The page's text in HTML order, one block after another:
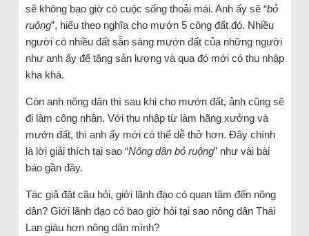
sẽ không bao giờ có cuộc sống thoải mái. Anh ấy sẽ “bỏ
ruộng”, hiểu theo nghĩa cho mướn 5 công đất đó. Nhiều
người có nhiều đất sẵn sàng mướn đất của những người
như anh ấy để tăng sản lượng và qua đó mới có thu nhập
kha khá.
Còn anh nông dân thì sau khi cho mướn đất, ảnh cũng sẽ
đi làm công nhân. Với thu nhập từ làm hãng xưởng và
mướn đất, thì anh ấy mới có thể dễ thở hơn. Đây chính
là lời giải thích tại sao “Nông dân bỏ ruộng” như vài bài
báo gần đây.
Tác giả đặt câu hỏi, giới lãnh đạo có quan tâm đến nông
dân? Giới lãnh đạo có bao giờ hỏi tại sao nông dân Thái
Lan giàu hơn nông dân mình?